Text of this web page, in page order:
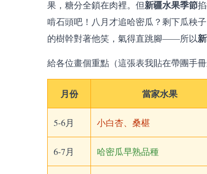
果，糖分全鎖在肉裡。但新疆水果季節
啃石頭吧！八月才追哈密瓜？剩下瓜秧
的樹幹對著他笑，氣得直跳腳——所以
給各位畫個重點（這張表我貼在帶團手
月份 當家水果
5-6月 小白杏、桑椹
6-7月 哈密瓜早熟品種